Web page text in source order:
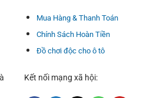
phùn.
là nhờ kết cấu thanh xương có
học tập kết phù hợp với những
Mua Hàng & Thanh Toán
Chính Sách Hoàn Tiền
Đồ chơi độc cho ô tô
Kết nối mạng xã hội: